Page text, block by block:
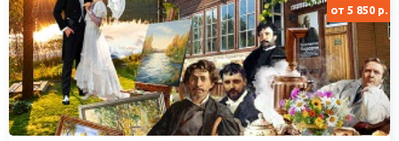
от 5 850 р.